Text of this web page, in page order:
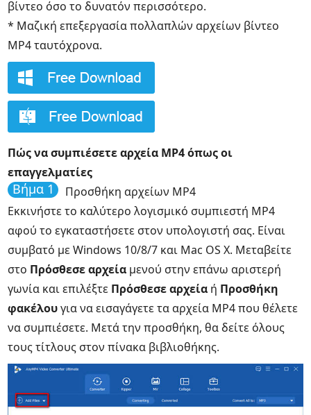
βίντεο όσο το δυνατόν περισσότερο.
* Μαζική επεξεργασία πολλαπλών αρχείων βίντεο
MP4 ταυτόχρονα.
Πώς να συμπιέσετε αρχεία MP4 όπως οι
επαγγελματίες
Βήμα 1
Προσθήκη αρχείων MP4
Εκκινήστε το καλύτερο λογισμικό συμπιεστή MP4
αφού το εγκαταστήσετε στον υπολογιστή σας. Είναι
συμβατό με Windows 10/8/7 και Mac OS X. Μεταβείτε
στο Πρόσθεσε αρχεία μενού στην επάνω αριστερή
γωνία και επιλέξτε Πρόσθεσε αρχεία ή Προσθήκη
φακέλουγια να εισαγάγετε τα αρχεία MP4 που θέλετε
να συμπιέσετε. Μετά την προσθήκη, θα δείτε όλους
τους τίτλους στον πίνακα βιβλιοθήκης.